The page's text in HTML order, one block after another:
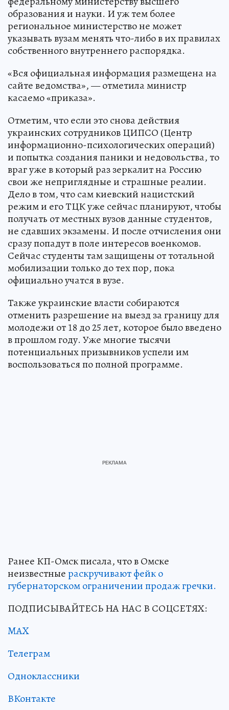
образования и науки. И уж тем более
региональное министерство не может
указывать вузам менять что-либо в их правилах
собственного внутреннего распорядка.
«Вся официальная информация размещена на
сайте ведомства», — отметила министр
касаемо «приказа».
Отметим, что если это снова действия
украинских сотрудников ЦИПСО (Центр
информационно-психологических операций)
и попытка создания паники и недовольства, то
враг уже в который раз зеркалит на Россию
свои же неприглядные и страшные реалии.
Дело в том, что сам киевский нацистский
режим и его ТЦК уже сейчас планируют, чтобы
получать от местных вузов данные студентов,
не сдавших экзамены. И после отчисления они
сразу попадут в поле интересов военкомов.
Сейчас студенты там защищены от тотальной
мобилизации только до тех пор, пока
официально учатся в вузе.
Также украинские власти собираются
отменить разрешение на выезд за границу для
молодежи от 18 до 25 лет, которое было введено
в прошлом году. Уже многие тысячи
потенциальных призывников успели им
воспользоваться по полной программе.
Ранее КП-Омск писала, что в Омске
неизвестныераскручивают фейк о
губернаторском ограничении продаж гречки.
ПОДПИСЫВАЙТЕСЬ НА НАС В СОЦСЕТЯХ:
MAX
Телеграм
Одноклассники
ВКонтакте